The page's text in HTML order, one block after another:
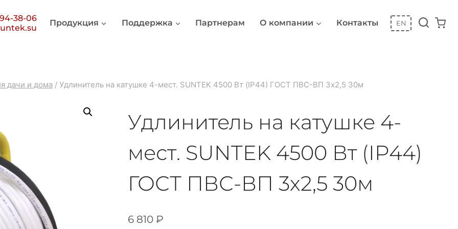
38-06
Продукция Поддержка Партнерам О компании Контакты EN
дачи и дома / Удлинитель на катушке 4-мест. SUNTEK 4500 Вт (IP44) ГОСТ ПВС-ВП 3х2,5 30м
Удлинитель на катушке 4-
мест. SUNTEK 4500 Вт (IP44)
ГОСТ ПВС-ВП 3х2,5 30м
6 810 ₽